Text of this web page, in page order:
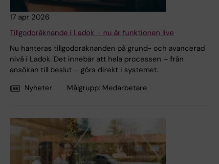
17 apr 2026
Tillgodoräknande i Ladok – nu är funktionen live
Nu hanteras tillgodoräknanden på grund- och avancerad
nivå i Ladok. Det innebär att hela processen – från
ansökan till beslut – görs direkt i systemet.
Nyheter
Målgrupp: Medarbetare